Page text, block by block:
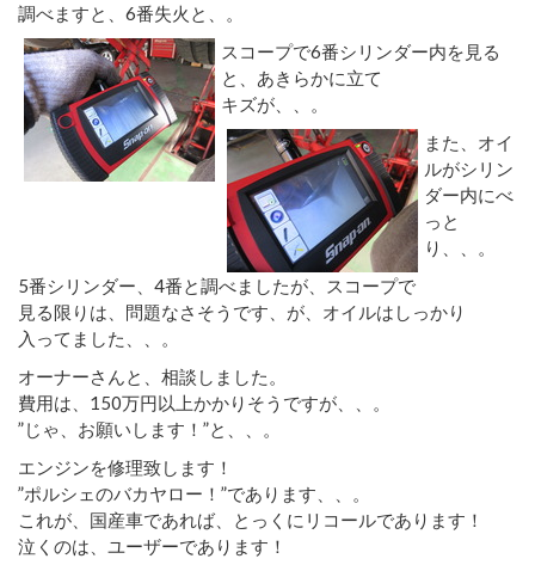
調べますと、6番失火と、。
スコープで6番シリンダー内を見る
と、あきらかに立て
キズが、、。
また、オイ
ルがシリン
ダー内にべ
っと
り、、。
5番シリンダー、4番と調べましたが、スコープで
見る限りは、問題なさそうです、が、オイルはしっかり
入ってました、、。
オーナーさんと、相談しました。
費用は、150万円以上かかりそうですが、、。
”じゃ、お願いします！”と、、。
エンジンを修理致します！
”ポルシェのバカヤロー！”であります、、。
これが、国産車であれば、とっくにリコールであります！
泣くのは、ユーザーであります！